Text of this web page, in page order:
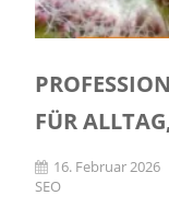
FÜR
16. Februar 2026
SEO